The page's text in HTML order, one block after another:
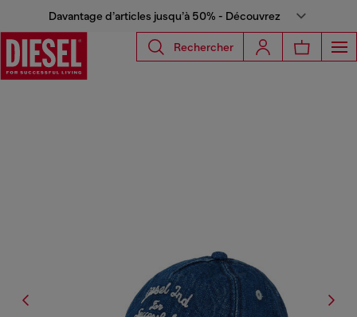
Davantage d’articles jusqu’à 50% - Découvrez
Rechercher